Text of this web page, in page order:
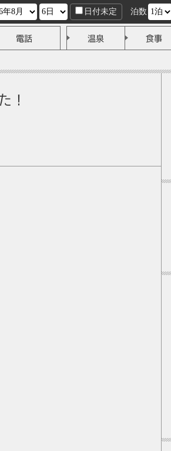
日付未定 泊数
電話 温泉 食事
！